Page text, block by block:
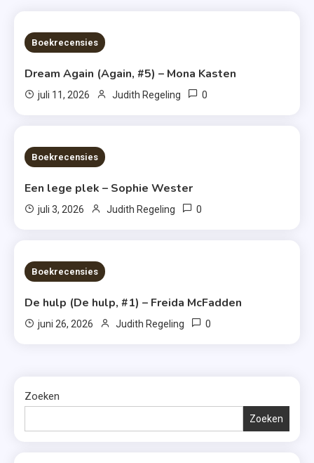
6 MINS READ
Boekrecensies
Dream Again (Again, #5) – Mona Kasten
juli 11, 2026 Judith Regeling 0
6 MINS READ
Boekrecensies
Een lege plek – Sophie Wester
juli 3, 2026 Judith Regeling 0
7 MINS READ
Boekrecensies
De hulp (De hulp, #1) – Freida McFadden
juni 26, 2026 Judith Regeling 0
Zoeken
Zoeken